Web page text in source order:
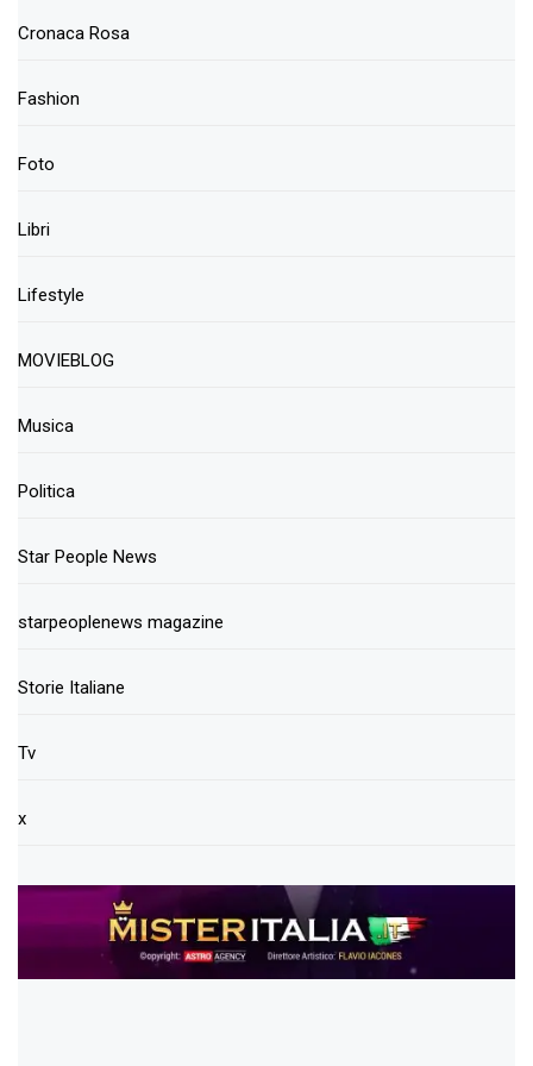
Cronaca Rosa
Fashion
Foto
Libri
Lifestyle
MOVIEBLOG
Musica
Politica
Star People News
starpeoplenews magazine
Storie Italiane
Tv
x